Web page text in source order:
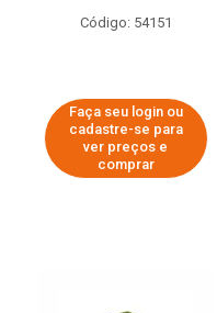
Código: 54151
Faça seu login ou
cadastre-se para
ver preços e
comprar